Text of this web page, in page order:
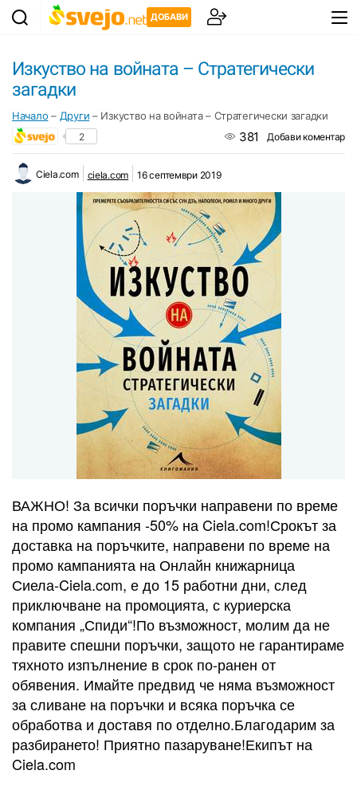
ДОБАВИ
Изкуство на войната – Стратегически
загадки
Начало – Други – Изкуство на войната – Стратегически загадки
2 381 Добави коментар
Ciela.com ciela.com 16 септември 2019
ВАЖНО! За всички поръчки направени по време
на промо кампания -50% на Ciela.com!Срокът за
доставка на поръчките, направени по време на
промо кампанията на Онлайн книжарница
Сиела-Ciela.com, е до 15 работни дни, след
приключване на промоцията, с куриерска
компания „Спиди“!По възможност, молим да не
правите спешни поръчки, защото не гарантираме
тяхното изпълнение в срок по-ранен от
обявения. Имайте предвид че няма възможност
за сливане на поръчки и всяка поръчка се
обработва и доставя по отделно.Благодарим за
разбирането! Приятно пазаруване!Екипът на
Ciela.com